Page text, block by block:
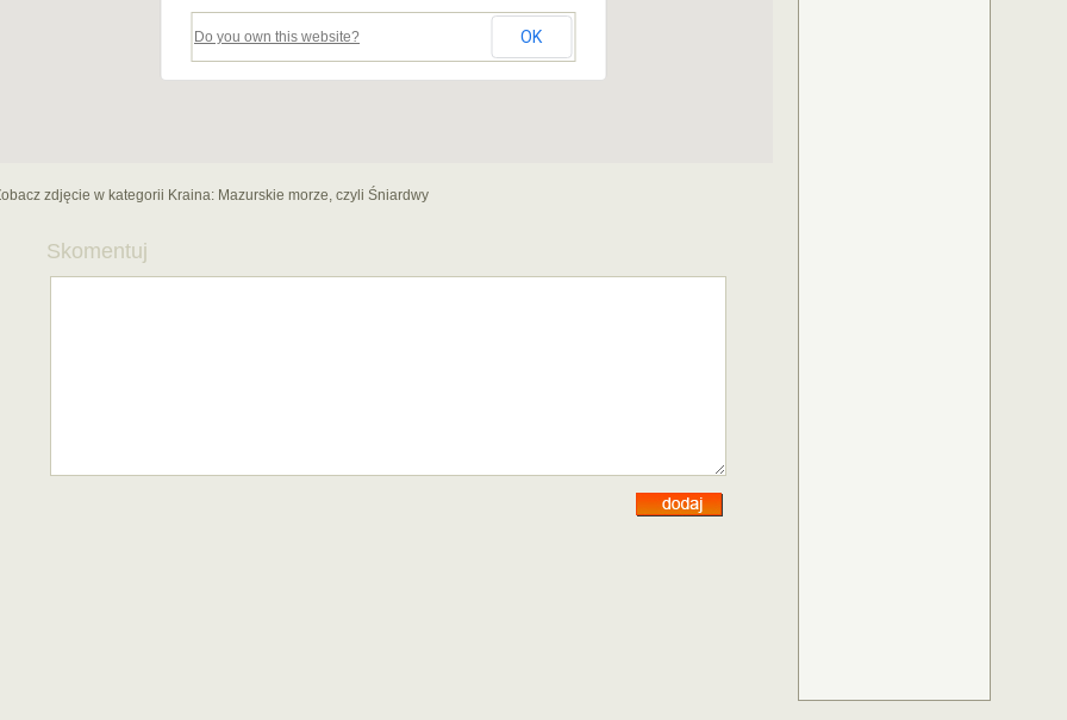
Do you own this website? OK
zdjęcie w kategorii Kraina: Mazurskie morze, czyli Śniardwy
Skomentuj